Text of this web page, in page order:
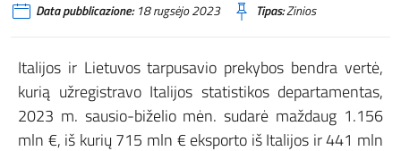
Data pubblicazione:18 rugsėjo 2023 Tipas:Zinios
Italijos ir Lietuvos tarpusavio prekybos bendra vertė,
kurią užregistravo Italijos statistikos departamentas,
2023 m. sausio-biželio mėn. sudarė maždaug 1.156
mln €, iš kurių 715 mln € eksporto iš Italijos ir 441 mln